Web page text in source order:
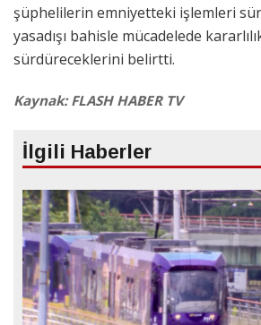
şüphelilerin emniyetteki işlemleri
yasadışı bahisle mücadelede
sürdüreceklerini belirtti.
Kaynak: FLASH HABER TV
İlgili Haberler